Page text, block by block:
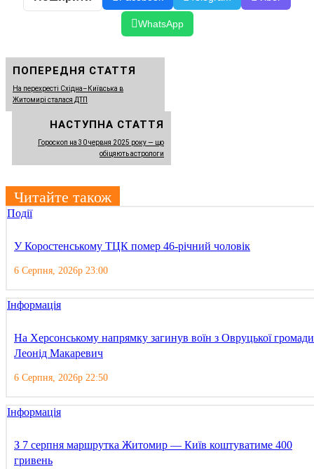
WhatsApp
ПОПЕРЕДНЯ СТАТТЯ
На перехресті Східна–Київська в
Житомирі сталася ДТП
НАСТУПНА СТАТТЯ
Гороскоп на 30 червня 2025 року — що
обіцяють астрологи
Читайте також
Події
У Коростенському ТЦК помер 46-річний чоловік
6 Серпня, 2026р 23:00
Інформація
На Херсонському напрямку загинув воїн з Овруцької громади
Леонід Макаревич
6 Серпня, 2026р 22:50
Інформація
З 7 серпня маршрутка Житомир — Київ коштуватиме 400
гривень